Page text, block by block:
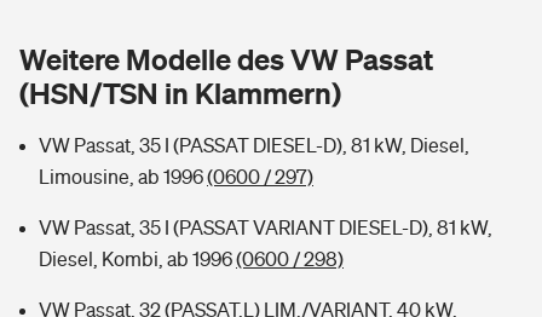
Hochwasser-Check: Wie gefährdet ist Ihr Haus?
Wer versichert was: Jetzt Versicherer finden
Sie haben Fragen?
Private Cyberversicherung
Musikinstrumentenversicherung
Zur Übersicht
Tools
Sie haben Fragen?
Rentenrechner: Wie viel Geld bekomme ich im Alter?
Weitere Modelle des VW Passat
(HSN/TSN in Klammern)
VW Passat, 35 I (PASSAT DIESEL-D), 81 kW, Diesel,
Limousine, ab 1996(0600 / 297)
VW Passat, 35 I (PASSAT VARIANT DIESEL-D), 81 kW,
Diesel, Kombi, ab 1996(0600 / 298)
VW Passat, 32 (PASSAT,L) LIM./VARIANT, 40 kW,